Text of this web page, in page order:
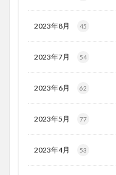
2023年8月 45
2023年7月 54
2023年6月 62
2023年5月 77
2023年4月 53